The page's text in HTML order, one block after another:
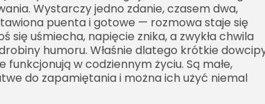
Wystarczy jedno zdanie, czasem dwa,
puenta i gotowe — rozmowa staje się
się uśmiecha, napięcie znika, a zwykła chwila
humoru. Właśnie dlatego krótkie
funkcjonują w codziennym życiu. Są małe,
do zapamiętania i można ich użyć niemal